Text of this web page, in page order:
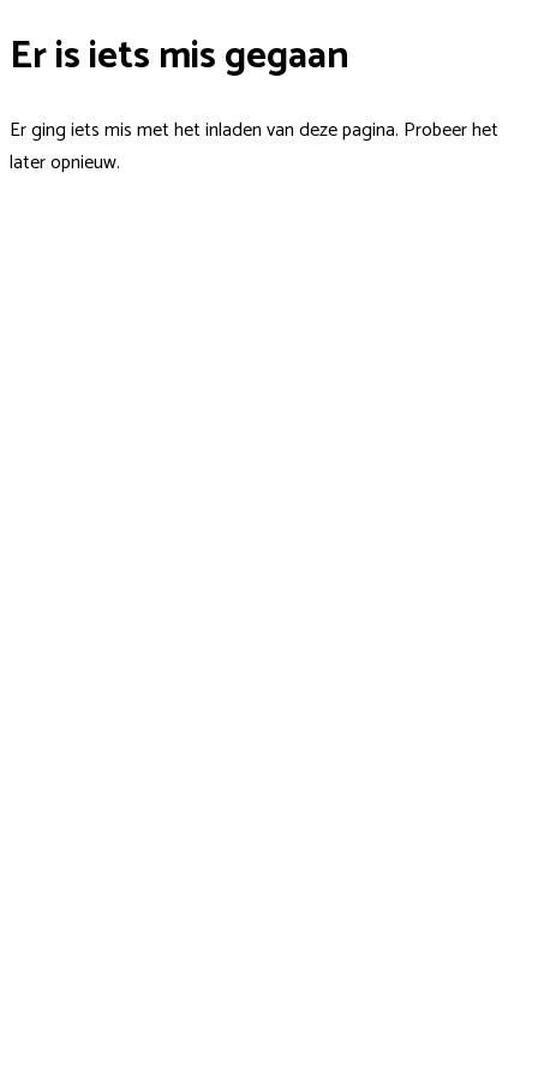
Er is iets mis gegaan
Er ging iets mis met het inladen van deze pagina. Probeer het
later opnieuw.